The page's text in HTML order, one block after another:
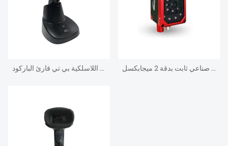
الصناعية المحمولة اللاسلكية بي تي قارئ الباركود شاشة لمس ماسح باركود صناعي ثابت بدقة 2 ميجابكسل